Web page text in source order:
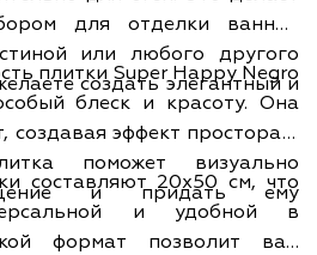
для отделки ванной
или любого другого
создать элегантный и
плитки Super Happy Negro
блеск и красоту. Она
создавая эффект простора и
поможет визуально
и придать ему
составляют 20х50 см, что
и удобной в
формат позволит вам